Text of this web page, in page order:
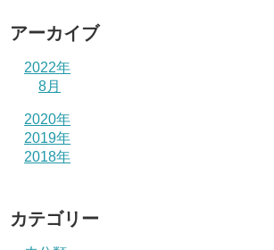
アーカイブ
2022年
8月
2020年
2019年
2018年
カテゴリー